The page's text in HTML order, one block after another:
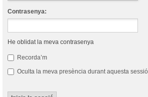
Contrasenya:
He oblidat la meva contrasenya
Recorda’m
Oculta la meva presència durant aquesta sessió